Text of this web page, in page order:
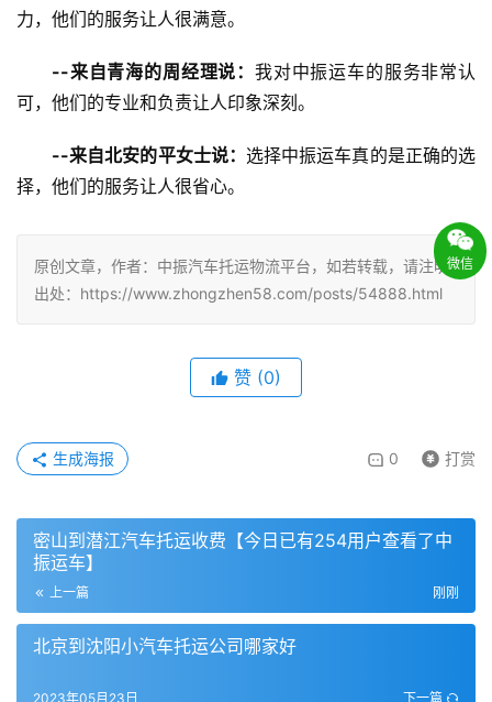
力，他们的服务让人很满意。
--来自青海的周经理说： 我对中振运车的服务非常认
可，他们的专业和负责让人印象深刻。
--来自北安的平女士说： 选择中振运车真的是正确的选
择，他们的服务让人很省心。
原创文章，作者：中振汽车托运物流平台，如若转载，请注明
出处：https://www.zhongzhen58.com/posts/54888.html
赞 (0)
0 打赏
生成海报
密山到潜江汽车托运收费【今日已有254用户查看了中
振运车】
上一篇 刚刚
北京到沈阳小汽车托运公司哪家好
下一篇
2023年05月23日
微信